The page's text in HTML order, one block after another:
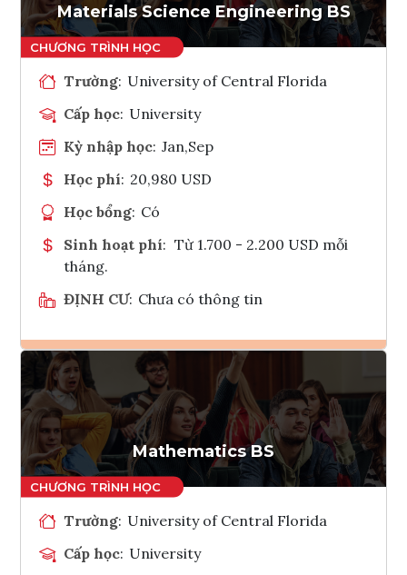
Materials Science Engineering BS
Trường: University of Central Florida
Cấp học: University
Kỳ nhập học: Jan,Sep
Học phí: 20,980 USD
Học bổng: Có
Sinh hoạt phí: Từ 1.700 - 2.200 USD mỗi
tháng.
ĐỊNH CƯ: Chưa có thông tin
Ghi danh
Tham vấn Interlink
Mathematics BS
Trường: University of Central Florida
Cấp học: University